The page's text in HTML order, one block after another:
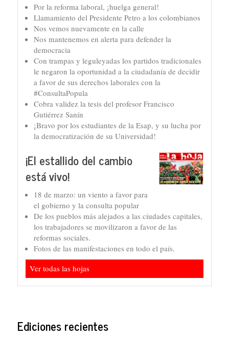
Por la reforma laboral, ¡huelga general!
Llamamiento del Presidente Petro a los colombianos
Nos vemos nuevamente en la calle
Nos mantenemos en alerta para defender la
democracia
Con trampas y leguleyadas los partidos tradicionales
le negaron la oportunidad a la ciudadanía de decidir
a favor de sus derechos laborales con la
#ConsultaPopula
Cobra validez la tesis del profesor Francisco
Gutiérrez Sanín
¡Bravo por los estudiantes de la Esap, y su lucha por
la democratización de su Universidad!
¡El estallido del cambio
está vivo!
18 de marzo: un viento a favor para
el gobierno y la consulta popular
De los pueblos más alejados a las ciudades capitales,
los trabajadores se movilizaron a favor de las
reformas sociales.
Fotos de las manifestaciones en todo el país.
Ver todas las hojas
Ediciones recientes